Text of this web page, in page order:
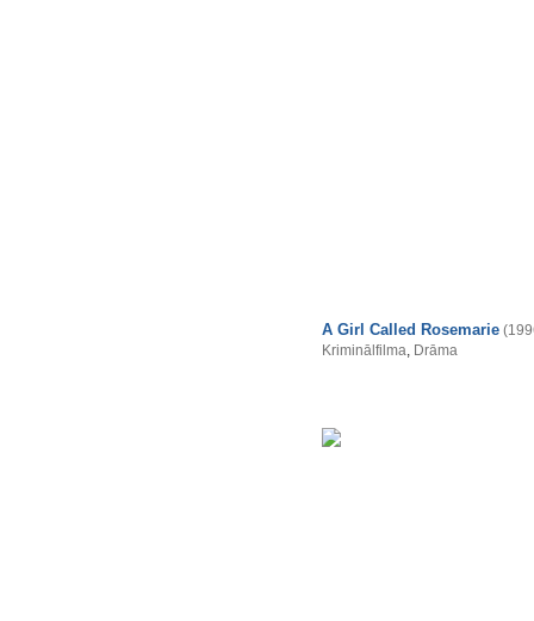
A Girl Called Rosemarie
Kriminālfilma, Drāma